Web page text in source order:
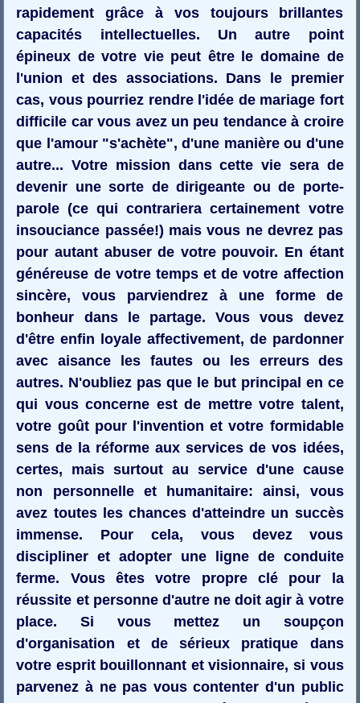
rapidement grâce à vos toujours brillantes
capacités intellectuelles. Un autre point
épineux de votre vie peut être le domaine de
l'union et des associations. Dans le premier
cas, vous pourriez rendre l'idée de mariage fort
difficile car vous avez un peu tendance à croire
que l'amour "s'achète", d'une manière ou d'une
autre... Votre mission dans cette vie sera de
devenir une sorte de dirigeante ou de porte-
parole (ce qui contrariera certainement votre
insouciance passée!) mais vous ne devrez pas
pour autant abuser de votre pouvoir. En étant
généreuse de votre temps et de votre affection
sincère, vous parviendrez à une forme de
bonheur dans le partage. Vous vous devez
d'être enfin loyale affectivement, de pardonner
avec aisance les fautes ou les erreurs des
autres. N'oubliez pas que le but principal en ce
qui vous concerne est de mettre votre talent,
votre goût pour l'invention et votre formidable
sens de la réforme aux services de vos idées,
certes, mais surtout au service d'une cause
non personnelle et humanitaire: ainsi, vous
avez toutes les chances d'atteindre un succès
immense. Pour cela, vous devez vous
discipliner et adopter une ligne de conduite
ferme. Vous êtes votre propre clé pour la
réussite et personne d'autre ne doit agir à votre
place. Si vous mettez un soupçon
d'organisation et de sérieux pratique dans
votre esprit bouillonnant et visionnaire, si vous
parvenez à ne pas vous contenter d'un public